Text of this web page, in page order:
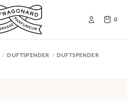
0
DUFTSPENDER
DUFTSPENDER